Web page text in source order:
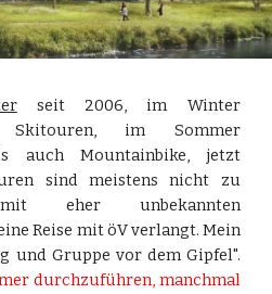
seit 2006, im Winter
Skitouren, im Sommer
auch Mountainbike, jetzt
sind meistens nicht zu
eher unbekannten
Reise mit öV verlangt. Mein
und Gruppe vor dem Gipfel".
durchzuführen, manchmal